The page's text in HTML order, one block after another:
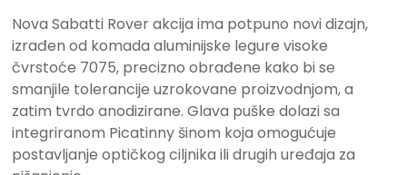
Nova Sabatti Rover akcija ima potpuno novi dizajn,
izrađen od komada aluminijske legure visoke
čvrstoće 7075, precizno obrađene kako bi se
smanjile tolerancije uzrokovane proizvodnjom, a
zatim tvrdo anodizirane. Glava puške dolazi sa
integriranom Picatinny šinom koja omogućuje
postavljanje optičkog ciljnika ili drugih uređaja za